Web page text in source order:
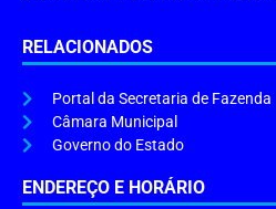
RELACIONADOS
Portal da Secretaria de Fazenda
Câmara Municipal
Governo do Estado
ENDEREÇO E HORÁRIO